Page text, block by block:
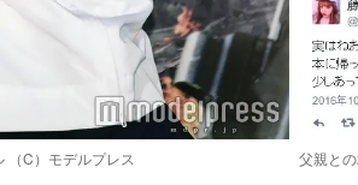
（C）モデルプレス 父親と